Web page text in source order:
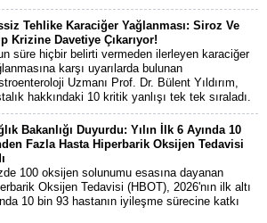
Tehlike Karaciğer Yağlanması: Siroz Ve
Krizine Davetiye Çıkarıyor!
süre hiçbir belirti vermeden ilerleyen karaciğer
karşı uyarılarda bulunan
Uzmanı Prof. Dr. Bülent Yıldırım,
hakkındaki 10 kritik yanlışı tek tek sıraladı.
Bakanlığı Duyurdu: Yılın İlk 6 Ayında 10
Fazla Hasta Hiperbarik Oksijen Tedavisi
100 oksijen solunumu esasına dayanan
Oksijen Tedavisi (HBOT), 2026'nın ilk altı
10 bin 93 hastanın iyileşme sürecine katkı